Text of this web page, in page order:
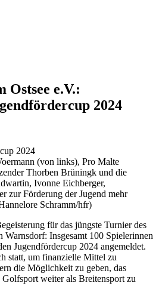
e.V.:
2024
(von links), Pro Malte
Thorben Brüningk und die
Ivonne Eichberger,
zur Förderung der Jugend mehr
Schramm/hfr)
für das jüngste Turnier des
Insgesamt 100 Spielerinnen
Jugendfördercup 2024 angemeldet.
statt, um finanzielle Mittel zu
die Möglichkeit zu geben, das
weiter als Breitensport zu